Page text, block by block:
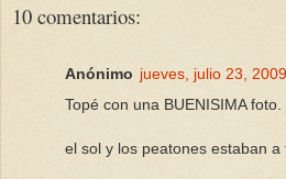
10 comentarios:
Anónimo jueves, julio 23,
Topé con una BUENISIMA foto.
el sol y los peatones estaban